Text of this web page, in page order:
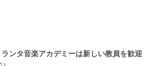
ランタ音楽アカデミーは新しい教員を歓迎